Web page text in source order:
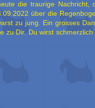
die traurige Nachricht,
über die
zu jung. Ein grosses
zu Dir. Du wirst schmerzlich